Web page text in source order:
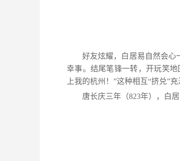
好友炫耀，白居易自然会心
幸事。结尾笔锋一转，开玩笑
上我的杭州！”这种相互“挤兑”
唐长庆三年（823年），白